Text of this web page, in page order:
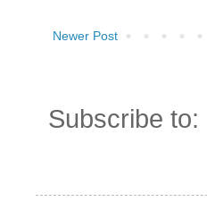
Newer Post
Subscribe to: